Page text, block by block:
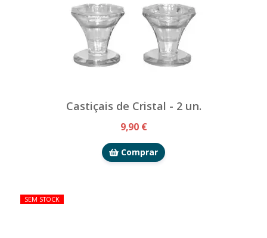
Castiçais de Cristal - 2 un.
9,90 €
Comprar
SEM STOCK